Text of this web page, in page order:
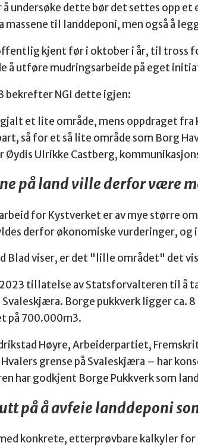
å undersøke dette bør det settes opp
massene til landdeponi, men også å
kjent før i oktober i år, til tross
å utføre mudringsarbeide på eget
bekrefter NGI dette igjen:
et lite område, mens oppdraget
så for et så lite område som Borg
Øydis Ulrikke Castberg,
på land ville derfor være
for Kystverket er av mye større
derfor økonomiske vurderinger,
Blad viser, er det "lille området" det
tillatelse av Statsforvalteren til å
Borge pukkverk ligger ca.
på 700.000m3.
Høyre, Arbeiderpartiet,
grense på Svaleskjæra – har
har godkjent Borge Pukkverk som
på å avfeie landdeponi
konkrete, etterprøvbare kalkyler